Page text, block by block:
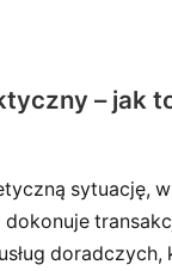
– jak
sytuację,